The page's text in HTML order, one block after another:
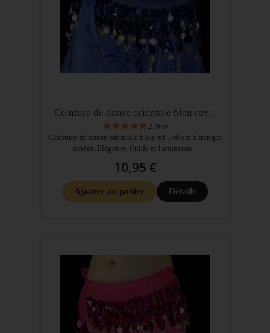
Ceinture de danse orientale bleu roy...
2 Avis
Ceinture de danse orientale bleu roi 150 cm à franges
dorées. Élégante, fluide et lumineuse.
10,95 €
Ajouter au panier Détails